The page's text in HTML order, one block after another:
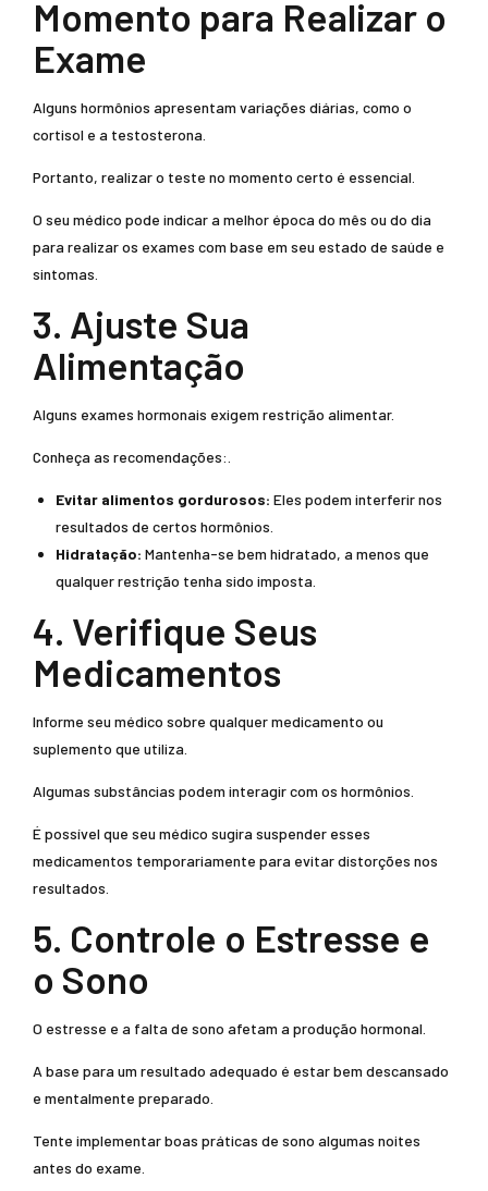
Momento para Realizar o
Exame
Alguns hormônios apresentam variações diárias, como o
cortisol e a testosterona.
Portanto, realizar o teste no momento certo é essencial.
O seu médico pode indicar a melhor época do mês ou do dia
para realizar os exames com base em seu estado de saúde e
sintomas.
3. Ajuste Sua
Alimentação
Alguns exames hormonais exigem restrição alimentar.
Conheça as recomendações:.
Evitar alimentos gordurosos: Eles podem interferir nos
resultados de certos hormônios.
Hidratação: Mantenha-se bem hidratado, a menos que
qualquer restrição tenha sido imposta.
4. Verifique Seus
Medicamentos
Informe seu médico sobre qualquer medicamento ou
suplemento que utiliza.
Algumas substâncias podem interagir com os hormônios.
É possível que seu médico sugira suspender esses
medicamentos temporariamente para evitar distorções nos
resultados.
5. Controle o Estresse e
o Sono
O estresse e a falta de sono afetam a produção hormonal.
A base para um resultado adequado é estar bem descansado
e mentalmente preparado.
Tente implementar boas práticas de sono algumas noites
antes do exame.